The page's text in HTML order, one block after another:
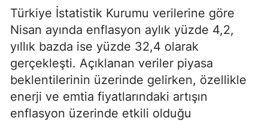
Türkiye İstatistik Kurumu verilerine göre
Nisan ayında enflasyon aylık yüzde 4,2,
yıllık bazda ise yüzde 32,4 olarak
gerçekleşti. Açıklanan veriler piyasa
beklentilerinin üzerinde gelirken, özellikle
enerji ve emtia fiyatlarındaki artışın
enflasyon üzerinde etkili olduğu